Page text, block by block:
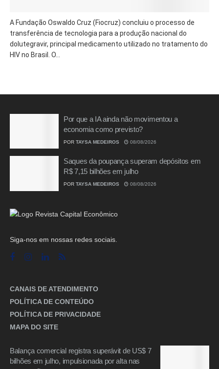
A Fundação Oswaldo Cruz (Fiocruz) concluiu o processo de
transferência de tecnologia para a produção nacional do
dolutegravir, principal medicamento utilizado no tratamento do
HIV no Brasil. O...
Por que a IA ainda não movimentou a
economia como previsto?
POR TAYSA MEDEIROS 08/08/2026
Saques da poupança superam depósitos em
R$ 7,15 bilhões em julho
POR TAYSA MEDEIROS 08/08/2026
Siga-nos em nossas redes sociais.
CANAIS DE ATENDIMENTO
POLÍTICA DE CONTEÚDO
POLÍTICA DE PRIVACIDADE
MAPA DO SITE
Balança comercial registra superávit de US$ 7
bilhões em julho, impulsionada por alta nas